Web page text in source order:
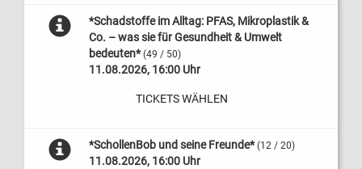
*Schadstoffe im Alltag: PFAS, Mikroplastik &
Co. – was sie für Gesundheit & Umwelt
bedeuten* (49 / 50)
11.08.2026, 16:00 Uhr
TICKETS WÄHLEN
*SchollenBob und seine Freunde* (12 / 20)
11.08.2026, 16:00 Uhr